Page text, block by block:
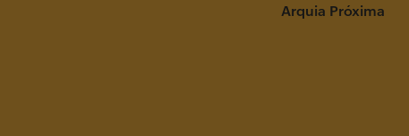
Arquia Próxima